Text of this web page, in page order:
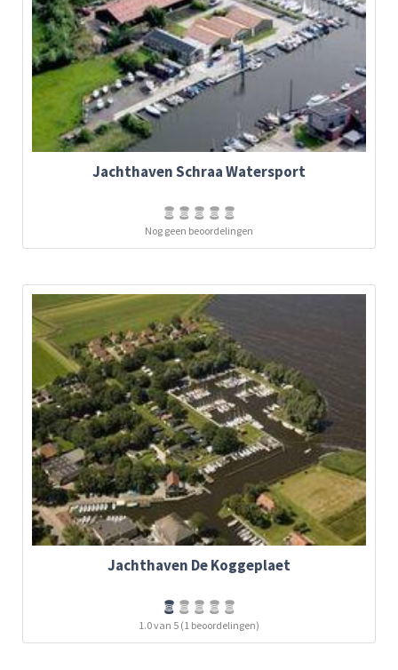
Jachthaven Schraa Watersport
Nog geen beoordelingen
Jachthaven De Koggeplaet
1.0 van 5 (1 beoordelingen)